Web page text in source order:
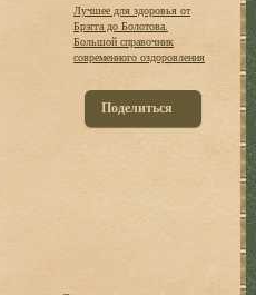
Лучшее для здоровья от
Брэгга до Болотова.
Большой справочник
современного оздоровления
Поделиться